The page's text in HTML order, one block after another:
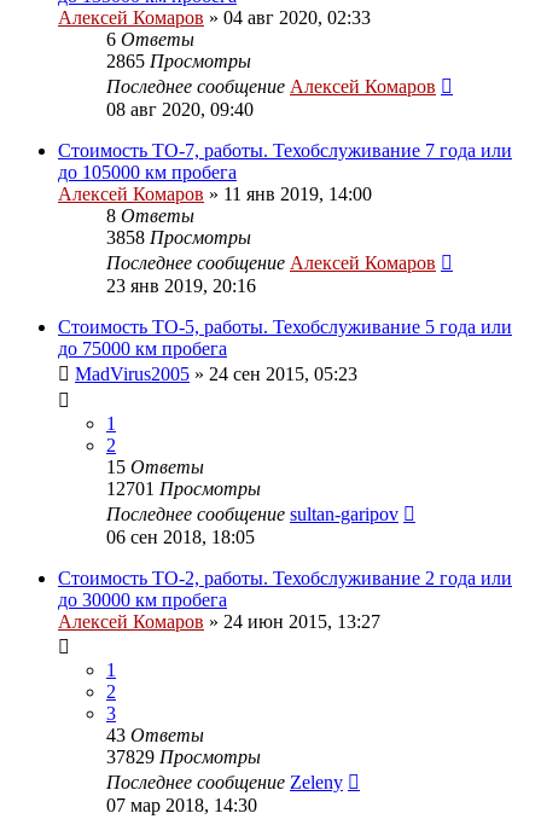
Алексей Комаров » 04 авг 2020, 02:33
6 Ответы
2865 Просмотры
Последнее сообщение Алексей Комаров
08 авг 2020, 09:40
Стоимость ТО-7, работы. Техобслуживание 7 года или
до 105000 км пробега
Алексей Комаров » 11 янв 2019, 14:00
8 Ответы
3858 Просмотры
Последнее сообщение Алексей Комаров
23 янв 2019, 20:16
Стоимость ТО-5, работы. Техобслуживание 5 года или
до 75000 км пробега
MadVirus2005 » 24 сен 2015, 05:23
1
2
15 Ответы
12701 Просмотры
Последнее сообщение sultan-garipov
06 сен 2018, 18:05
Стоимость ТО-2, работы. Техобслуживание 2 года или
до 30000 км пробега
Алексей Комаров » 24 июн 2015, 13:27
1
2
3
43 Ответы
37829 Просмотры
Последнее сообщение Zeleny
07 мар 2018, 14:30